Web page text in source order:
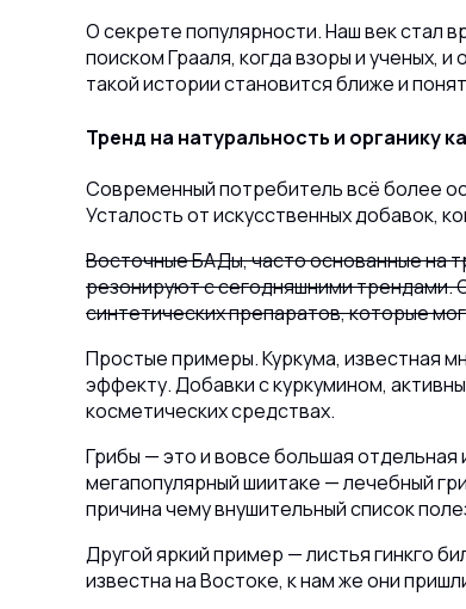
О секрете популярности. Наш век стал
поиском Грааля, когда взоры и ученых,
такой истории становится ближе и
Тренд на натуральность и органику
Современный потребитель всё более
Усталость от искусственных добавок,
Восточные БАДы, часто основанные на
резонируют с сегодняшними трендами.
синтетических препаратов, которые
Простые примеры. Куркума, известная
эффекту. Добавки с куркумином,
косметических средствах.
Грибы — это и вовсе большая
мегапопулярный шиитаке — лечебный
причина чему внушительный список
Другой яркий пример — листья гинкго
известна на Востоке, к нам же они